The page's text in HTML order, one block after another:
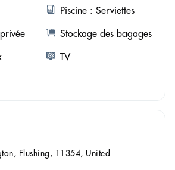
Piscine : Serviettes
Stockage des bagages
TV
Flushing, 11354, United